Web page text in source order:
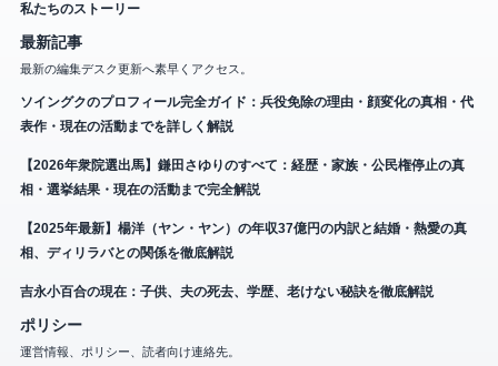
私たちのストーリー
最新記事
最新の編集デスク更新へ素早くアクセス。
ソイングクのプロフィール完全ガイド：兵役免除の理由・顔変化の真相・代
表作・現在の活動までを詳しく解説
【2026年衆院選出馬】鎌田さゆりのすべて：経歴・家族・公民権停止の真
相・選挙結果・現在の活動まで完全解説
【2025年最新】楊洋（ヤン・ヤン）の年収37億円の内訳と結婚・熱愛の真
相、ディリラバとの関係を徹底解説
吉永小百合の現在：子供、夫の死去、学歴、老けない秘訣を徹底解説
ポリシー
運営情報、ポリシー、読者向け連絡先。